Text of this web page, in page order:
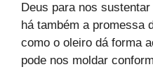
Deus para nos
há também a promessa
como o oleiro dá forma
pode nos moldar